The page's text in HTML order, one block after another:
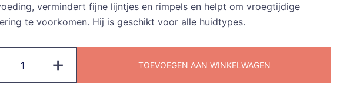
vermindert fijne lijntjes en rimpels en helpt om vroegtijdige
te voorkomen. Hij is geschikt voor alle huidtypes.
en
rijke
nachtcreme
+ TOEVOEGEN AAN WINKELWAGEN